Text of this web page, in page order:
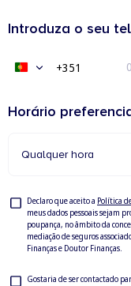
Introduza o seu
Portugal+351
Horário
Qualquer hora
Privacy
Check
Declaro que aceito a Política
meus dados pessoais sejam
poupança, no âmbito da concessão de Crédito à Habitação, bem como no âmbito da
mediação de seguros
Finanças e Doutor Finanças.
Privacy
Gostaria de ser contactado